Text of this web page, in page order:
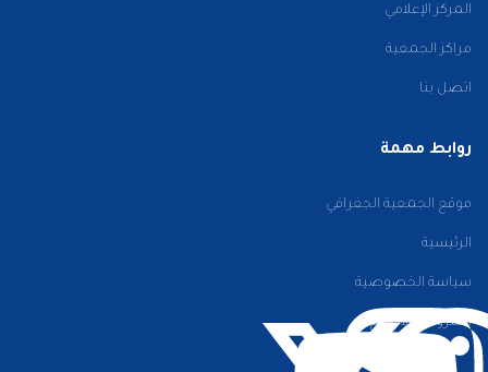
المركز الإعلامي
مراكز الجمعية
اتصل بنا
روابط مهمة
موقع الجمعية الجغرافي
الرئيسية
سياسة الخصوصية
الشروط والأحكام